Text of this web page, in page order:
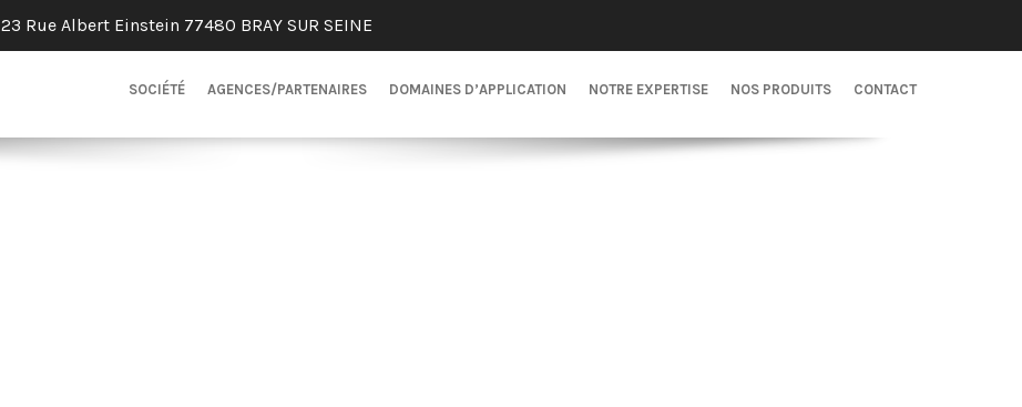
23 Rue Albert Einstein 77480 BRAY SUR SEINE
SOCIÉTÉ AGENCES/PARTENAIRES DOMAINES D’APPLICATION NOTRE EXPERTISE NOS PRODUITS CONTACT